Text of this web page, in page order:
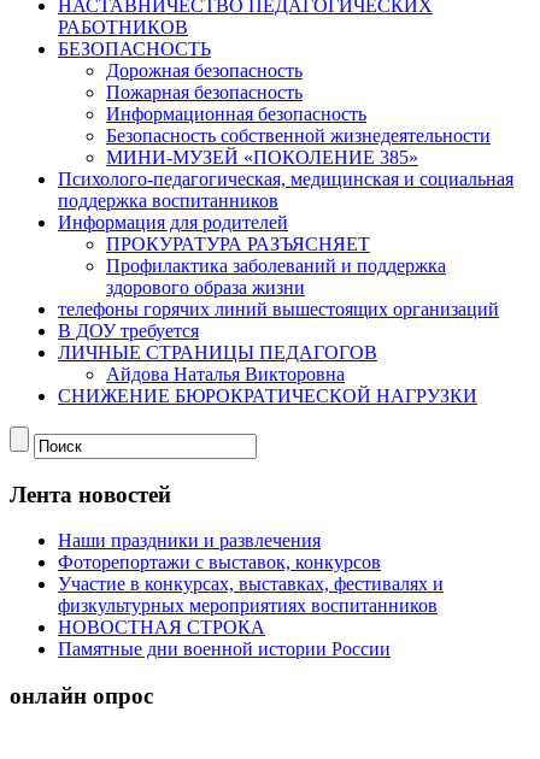
НАСТАВНИЧЕСТВО ПЕДАГОГИЧЕСКИХ
РАБОТНИКОВ
БЕЗОПАСНОСТЬ
Дорожная безопасность
Пожарная безопасность
Информационная безопасность
Безопасность собственной жизнедеятельности
МИНИ-МУЗЕЙ «ПОКОЛЕНИЕ 385»
Психолого-педагогическая, медицинская и социальная
поддержка воспитанников
Информация для родителей
ПРОКУРАТУРА РАЗЪЯСНЯЕТ
Профилактика заболеваний и поддержка
здорового образа жизни
телефоны горячих линий вышестоящих организаций
В ДОУ требуется
ЛИЧНЫЕ СТРАНИЦЫ ПЕДАГОГОВ
Айдова Наталья Викторовна
СНИЖЕНИЕ БЮРОКРАТИЧЕСКОЙ НАГРУЗКИ
Лента новостей
Наши праздники и развлечения
Фоторепортажи с выставок, конкурсов
Участие в конкурсах, выставках, фестивалях и
физкультурных мероприятиях воспитанников
НОВОСТНАЯ СТРОКА
Памятные дни военной истории России
онлайн опрос